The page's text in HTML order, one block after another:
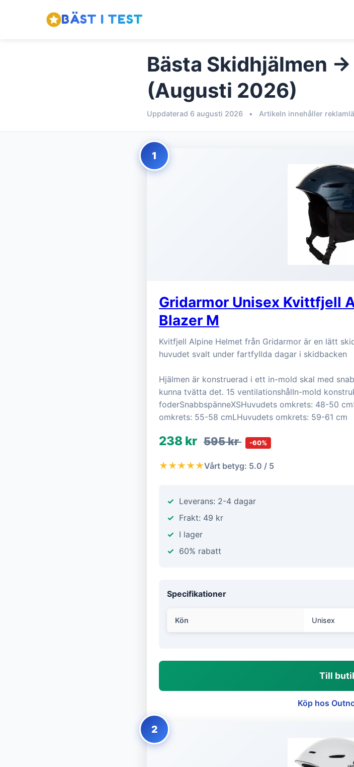
BÄST I TEST
Bästa Skidhjälmen
(Augusti 2026)
Uppdaterad 6 augusti 2026 • Artikeln innehåller
1
Gridarmor Unisex Kvittfjell
Blazer M
Kvitfjell Alpine Helmet från Gridarmor är en lätt
huvudet svalt under fartfyllda dagar i skidbacken
Hjälmen är konstruerad i ett in-mold skal med
kunna tvätta det. 15 ventilationshålIn-mold
foderSnabbspänneXSHuvudets omkrets: 48-50
omkrets: 55-58 cmLHuvudets omkrets: 59-61 cm
238 kr 595 kr -60%
★★★★★Vårt betyg: 5.0 / 5
Leverans: 2-4 dagar
Frakt: 49 kr
I lager
60% rabatt
Specifikationer
Kön Unisex
Till
Köp hos
2